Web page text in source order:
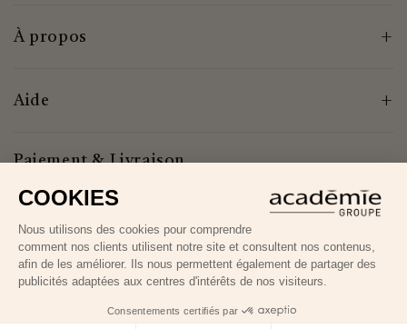
À propos
Aide
Paiement & Livraison